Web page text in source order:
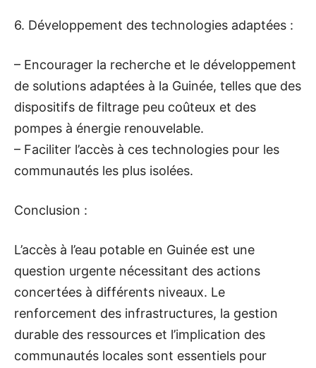
6. Développement des technologies adaptées :
– Encourager la recherche et le développement
de solutions adaptées à la Guinée, telles que des
dispositifs de filtrage peu coûteux et des
pompes à énergie renouvelable.
– Faciliter l’accès à ces technologies pour les
communautés les plus isolées.
Conclusion :
L’accès à l’eau potable en Guinée est une
question urgente nécessitant des actions
concertées à différents niveaux. Le
renforcement des infrastructures, la gestion
durable des ressources et l’implication des
communautés locales sont essentiels pour